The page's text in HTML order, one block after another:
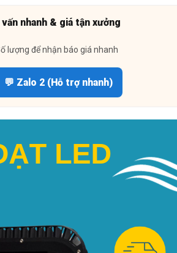
nhanh & giá tận xưởng
lượng để nhận báo giá nhanh
💬 Zalo 2 (Hỗ trợ nhanh)